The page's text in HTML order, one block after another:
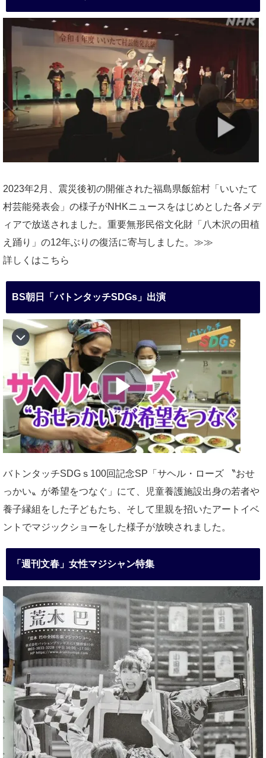
2023年2月、震災後初の開催された福島県飯舘村「いいたて
村芸能発表会」の様子がNHKニュースをはじめとした各メデ
ィアで放送されました。重要無形民俗文化財「八木沢の田植
え踊り」の12年ぶりの復活に寄与しました。≫≫
詳しくはこちら
BS朝日「バトンタッチSDGs」出演
バトンタッチSDGｓ100回記念SP「サヘル・ローズ 〝おせ
っかい〟が希望をつなぐ」にて、児童養護施設出身の若者や
養子縁組をした子どもたち、そして里親を招いたアートイベ
ントでマジックショーをした様子が放映されました。
「週刊文春」女性マジシャン特集